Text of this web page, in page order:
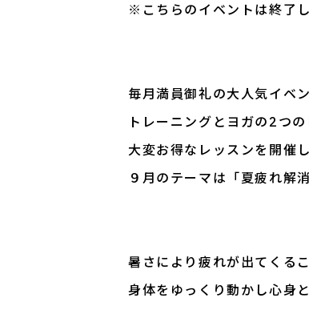
※こちらのイベントは終了し
毎月満員御礼の大人気イベ
トレーニングとヨガの2つ
大変お得なレッスンを開催し
９月のテーマは「夏疲れ解消
暑さにより疲れが出てくるこ
身体をゆっくり動かし心身